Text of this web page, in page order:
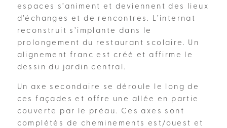
espaces s’animent et deviennent des lieux
d’échanges et de rencontres. L’internat
reconstruit s’implante dans le
prolongement du restaurant scolaire. Un
alignement franc est créé et affirme le
dessin du jardin central.
Un axe secondaire se déroule le long de
ces façades et offre une allée en partie
couverte par le préau. Ces axes sont
complétés de cheminements est/ouest et